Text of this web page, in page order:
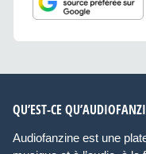
QU’EST-CE
Audiofanzine est une